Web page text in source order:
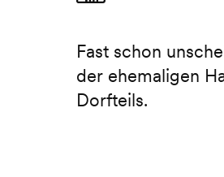
Fast schon
der ehemaligen
Dorfteils.